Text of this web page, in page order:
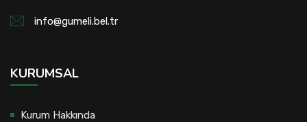
info@gumeli.bel.tr
KURUMSAL
Kurum Hakkında